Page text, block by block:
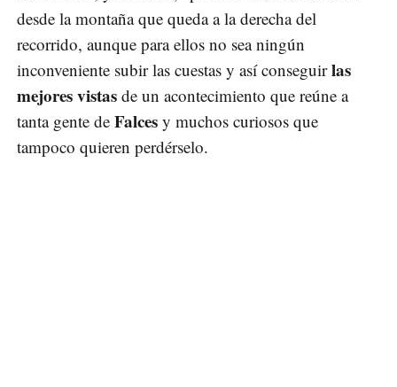
desde la montaña que queda a la derecha del
recorrido, aunque para ellos no sea ningún
inconveniente subir las cuestas y así conseguirlas
mejores vistas de un acontecimiento que reúne a
tanta gente de Falces y muchos curiosos que
tampoco quieren perdérselo.